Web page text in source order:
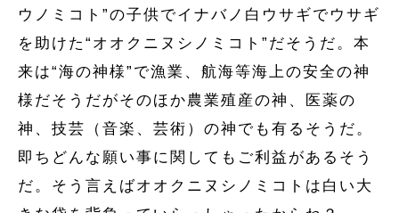
ウノミコト”の子供でイナバノ白ウサギでウサギ
を助けた“オオクニヌシノミコト”だそうだ。本
来は“海の神様”で漁業、航海等海上の安全の神
様だそうだがそのほか農業殖産の神、医薬の
神、技芸（音楽、芸術）の神でも有るそうだ。
即ちどんな願い事に関してもご利益があるそう
だ。そう言えばオオクニヌシノミコトは白い大